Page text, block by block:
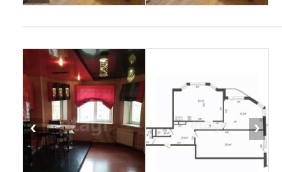
‹ ›